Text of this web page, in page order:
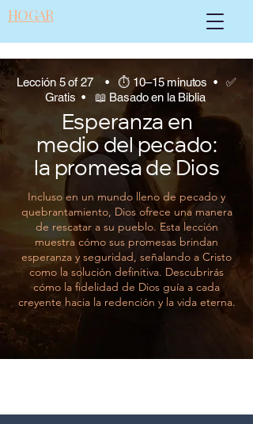
HOGAR
Lección 5 of 27 • ⏱ 10–15 minutos • ✅
Gratis • 📖 Basado en la Biblia
Esperanza en
medio del pecado:
la promesa de Dios
Incluso en un mundo lleno de pecado y
quebrantamiento, Dios ofrece una manera
de rescatar a su pueblo. Esta lección
muestra cómo sus promesas brindan
esperanza y seguridad, señalando a Cristo
como la solución definitiva. Descubrirás
cómo la fidelidad de Dios guía a cada
creyente hacia la redención y la vida eterna.